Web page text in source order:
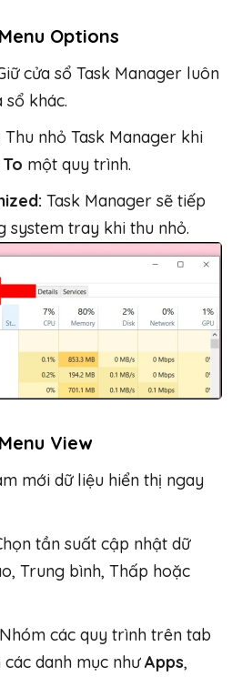
Options
cửa sổ Task Manager luôn
sổ khác.
Thu nhỏ Task Manager khi
một quy trình.
Task Manager sẽ tiếp
system tray khi thu nhỏ.
View
mới dữ liệu hiển thị ngay
tần suất cập nhật dữ
Trung bình, Thấp hoặc
Nhóm các quy trình trên tab
các danh mục nhưApps,